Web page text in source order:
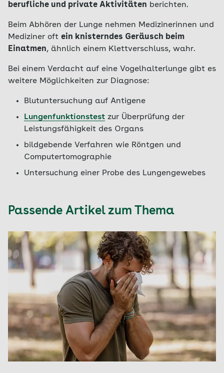
berufliche und private Aktivitäten berichten.
Beim Abhören der Lunge nehmen Medizinerinnen und
Mediziner oft ein knisterndes Geräusch beim
Einatmen, ähnlich einem Klettverschluss, wahr.
Bei einem Verdacht auf eine Vogelhalterlunge gibt es
weitere Möglichkeiten zur Diagnose:
Blutuntersuchung auf Antigene
Lungenfunktionstest zur Überprüfung der
Leistungsfähigkeit des Organs
bildgebende Verfahren wie Röntgen und
Computertomographie
Untersuchung einer Probe des Lungengewebes
Passende Artikel zum Thema